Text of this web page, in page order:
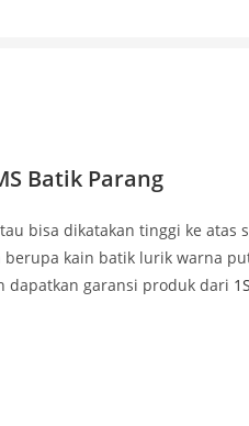
Batik Parang
bisa dikatakan tinggi ke
kain batik lurik warna
dapatkan garansi produk dari